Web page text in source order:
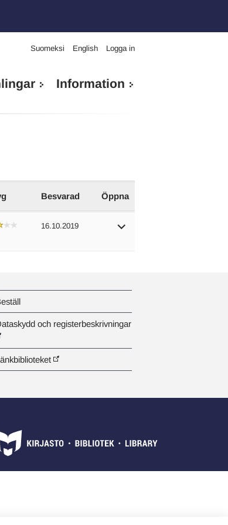
Suomeksi English Logga in
Information
Besvarad Öppna
16.10.2019
och registerbeskrivningar